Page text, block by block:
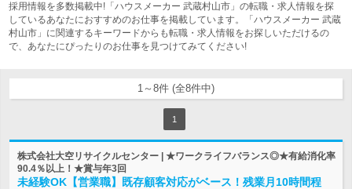
採用情報を多数掲載中!「ハウスメーカー 武蔵村山市」の転職・求人情報を探
しているあなたにおすすめのお仕事を掲載しています。「ハウスメーカー 武蔵
村山市」に関連するキーワードからも転職・求人情報をお探しいただけるの
で、あなたにぴったりのお仕事を見つけてみてください!
1～8件 (全8件中)
1
株式会社大空リサイクルセンター | ★ワークライフバランス◎★有給消化率
90.4％以上！★賞与年3回
未経験OK【営業職】既存顧客対応がベース！残業月10時間程